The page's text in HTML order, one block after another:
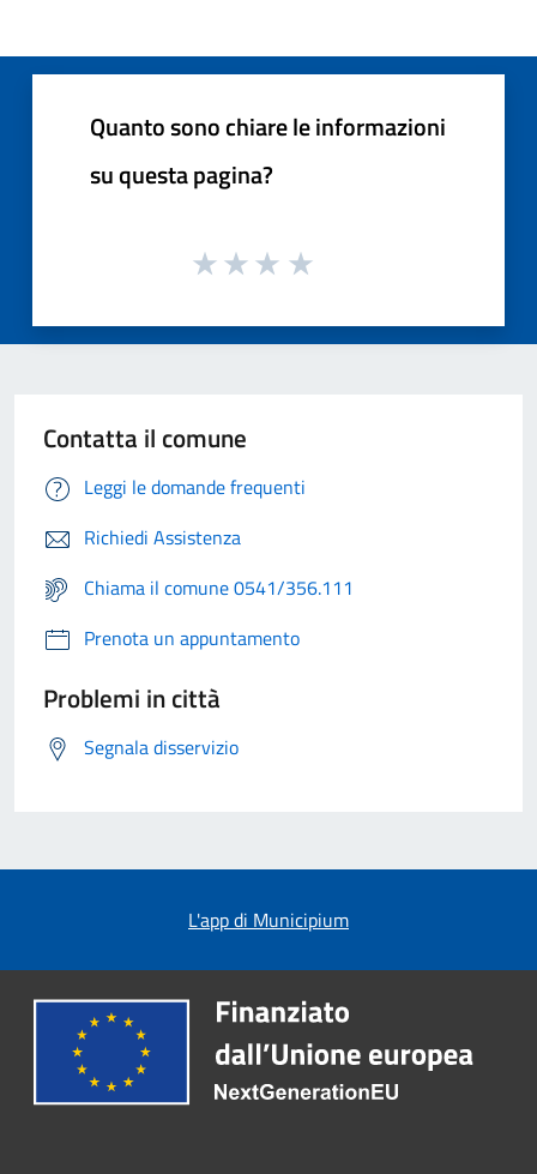
Quanto sono chiare le informazioni
su questa pagina?
Contatta il comune
Leggi le domande frequenti
Richiedi Assistenza
Chiama il comune 0541/356.111
Prenota un appuntamento
Problemi in città
Segnala disservizio
L'app di Municipium